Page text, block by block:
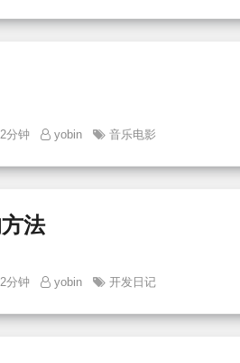
2分钟 yobin 音乐电影
法
2分钟 yobin 开发日记